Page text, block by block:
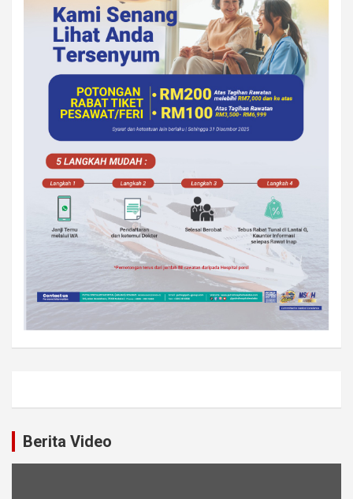
Berita Video